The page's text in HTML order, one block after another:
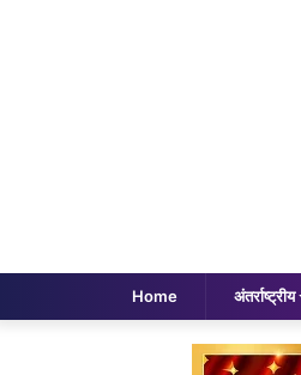
Home अंतर्राष्ट्रीय